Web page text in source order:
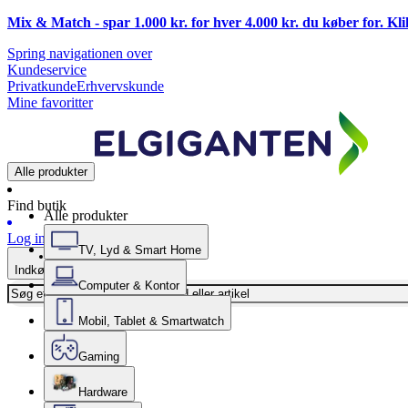
Mix & Match - spar 1.000 kr. for hver 4.000 kr. du køber for.
Spring navigationen over
Kundeservice
PrivatkundeErhvervskunde
Mine favoritter
Alle produkter
Find butik
Log ind
Indkøbskurv
Alle produkter
TV, Lyd & Smart Home
Computer & Kontor
Mobil, Tablet & Smartwatch
Gaming
Hardware